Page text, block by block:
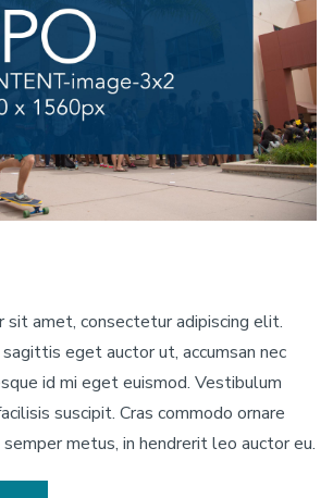
sit amet, consectetur adipiscing elit.
sagittis eget auctor ut, accumsan nec
id mi eget euismod. Vestibulum
suscipit. Cras commodo ornare
metus, in hendrerit leo auctor eu.